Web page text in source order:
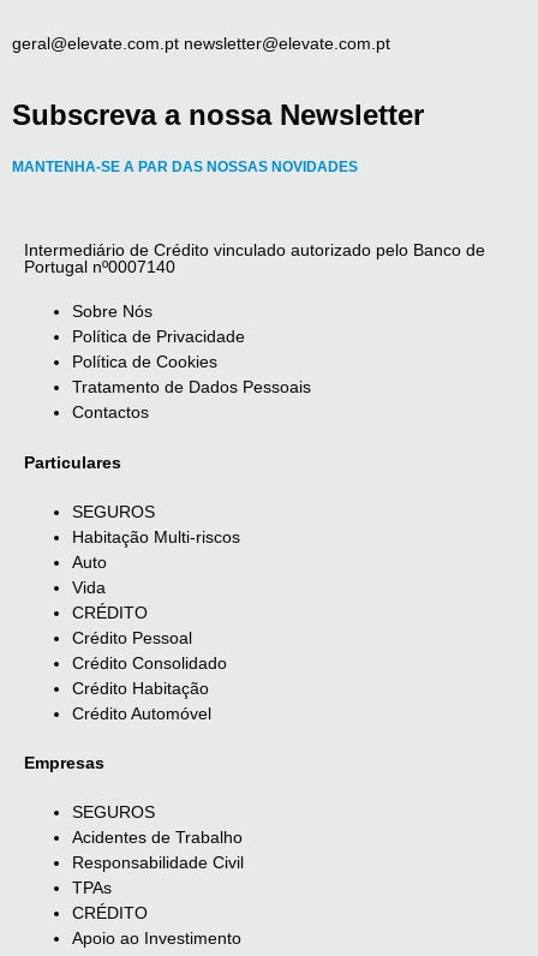
geral@elevate.com.pt newsletter@elevate.com.pt
Subscreva a nossa Newsletter
MANTENHA-SE A PAR DAS NOSSAS NOVIDADES
Intermediário de Crédito vinculado autorizado pelo Banco de
Portugal nº0007140
Sobre Nós
Política de Privacidade
Política de Cookies
Tratamento de Dados Pessoais
Contactos
Particulares
SEGUROS
Habitação Multi-riscos
Auto
Vida
CRÉDITO
Crédito Pessoal
Crédito Consolidado
Crédito Habitação
Crédito Automóvel
Empresas
SEGUROS
Acidentes de Trabalho
Responsabilidade Civil
TPAs
CRÉDITO
Apoio ao Investimento